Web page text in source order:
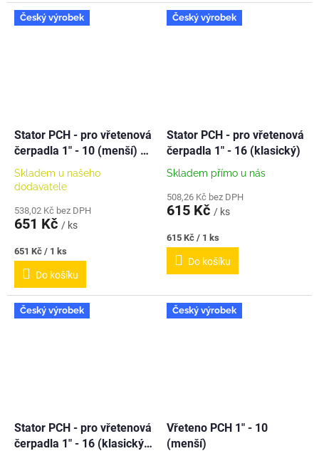
Český výrobek
Stator PCH - pro vřetenová
čerpadla 1" - 10 (menší) -
NEREZ
Skladem u našeho
dodavatele
538,02 Kč bez DPH
651 Kč / ks
Měrná
cena:
651 Kč / 1 ks
Do košíku
Český výrobek
Stator PCH - pro vřetenová
čerpadla 1" - 16 (klasický)
Skladem přímo u nás
508,26 Kč bez DPH
615 Kč / ks
Měrná
cena:
615 Kč / 1 ks
Do košíku
Český výrobek
Stator PCH - pro vřetenová
čerpadla 1" - 16 (klasický)
Český výrobek
Vřeteno PCH 1" - 10
(menší)